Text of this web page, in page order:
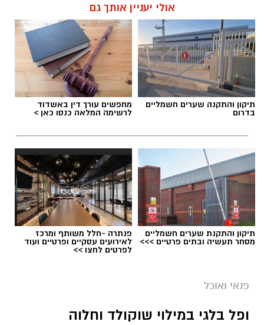
אולי יעניין אותך גם
תיקון והתקנה שערים חשמליים
בדרום
מחפשים עורך דין באשדוד
לרשימה המלאה כנסו כאן >
תיקון והתקנת שערים חשמליים
מסחר תעשיה ובתים פרטיים >>>
פנתרה -חלל משותף ומרכז
לאירועים עסקיים ופרטיים ועוד
לפרטים לחצו >>
פנאי ואוכל
ופל בלגי במילוי שוקולד וחלוה